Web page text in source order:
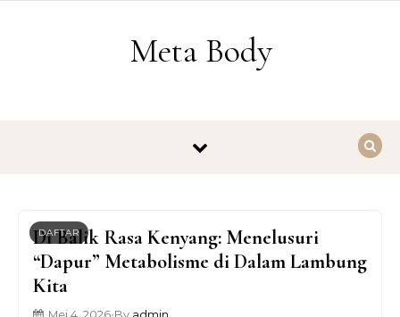
Meta Body
DAFTAR
Di Balik Rasa Kenyang: Menelusuri
“Dapur” Metabolisme di Dalam Lambung
Kita